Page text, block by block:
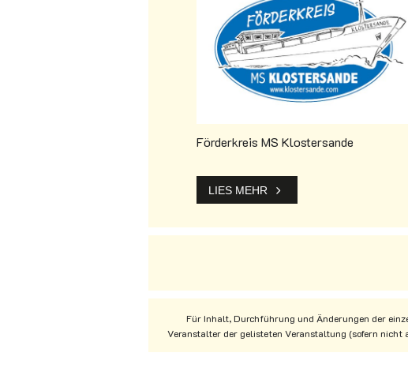
Förderkreis MS Klostersande
LIES MEHR
Für Inhalt, Durchführung und Änderungen der
Veranstalter der gelisteten Veranstaltung (sofern nicht